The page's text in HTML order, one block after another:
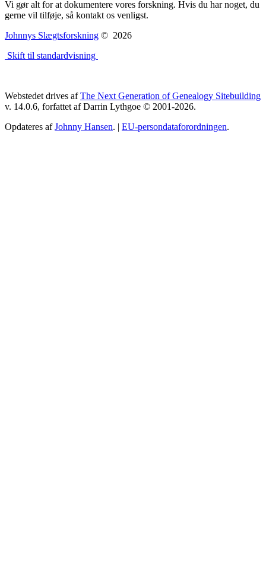
Vi gør alt for at dokumentere vores forskning. Hvis du har noget, du
gerne vil tilføje, så kontakt os venligst.
Johnnys Slægtsforskning © 2026
Skift til standardvisning
Webstedet drives afThe Next Generation of Genealogy Sitebuilding
v. 14.0.6, forfattet af Darrin Lythgoe © 2001-2026.
Opdateres afJohnny Hansen. | EU-persondataforordningen.